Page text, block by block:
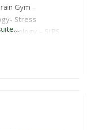
Gym –
Stress
– SIPS